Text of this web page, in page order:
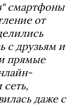
смартфоны
от
с друзьям и
прямые
даже с